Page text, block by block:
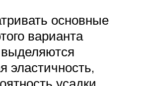
основные
варианта
выделяются
эластичность,